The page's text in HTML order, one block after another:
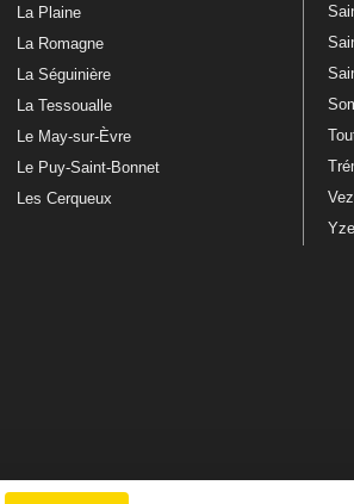
La Plaine
La Romagne
La Séguinière
La Tessoualle
Le May-sur-Èvre
Le Puy-Saint-Bonnet
Les Cerqueux